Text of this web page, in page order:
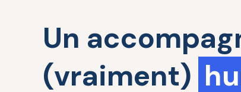
Un
(vraiment)